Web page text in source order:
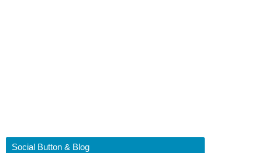
Social Button & Blog